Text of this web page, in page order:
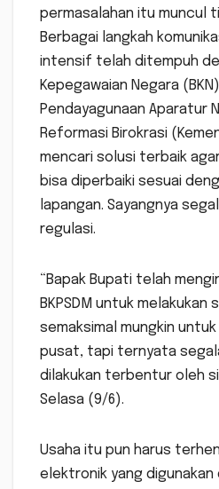
permasalahan itu muncul
Berbagai langkah
intensif telah ditempuh
Kepegawaian Negara
Pendayagunaan Aparatur
Reformasi Birokrasi
mencari solusi terbaik
bisa diperbaiki sesuai
lapangan. Sayangnya
regulasi.
“Bapak Bupati telah
BKPSDM untuk melakukan
semaksimal mungkin
pusat, tapi ternyata
dilakukan terbentur oleh
Selasa (9/6).
Usaha itu pun harus
elektronik yang digunakan